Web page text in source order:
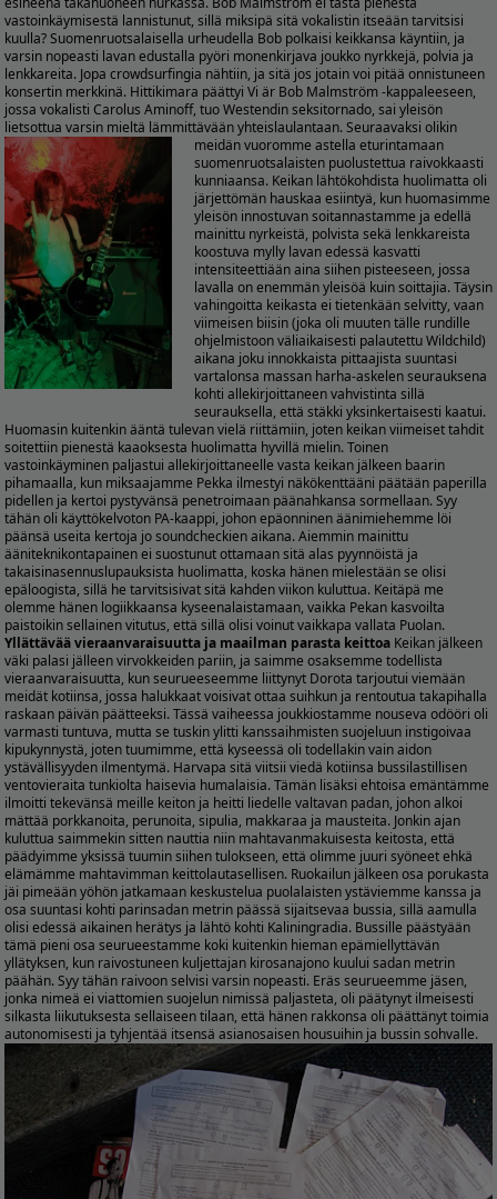
vastoinkäymisestä lannistunut, sillä miksipä sitä vokalistin itseään tarvitsisi
kuulla? Suomenruotsalaisella urheudella Bob polkaisi keikkansa käyntiin, ja
varsin nopeasti lavan edustalla pyöri monenkirjava joukko nyrkkejä, polvia ja
lenkkareita. Jopa crowdsurfingia nähtiin, ja sitä jos jotain voi pitää onnistuneen
konsertin merkkinä. Hittikimara päättyi Vi är Bob Malmström -kappaleeseen,
jossa vokalisti Carolus Aminoff, tuo Westendin seksitornado, sai yleisön
lietsottua varsin mieltä lämmittävään yhteislaulantaan.Seuraavaksi olikin
meidän vuoromme astella eturintamaan
suomenruotsalaisten puolustettua raivokkaasti
kunniaansa. Keikan lähtökohdista huolimatta oli
järjettömän hauskaa esiintyä, kun huomasimme
yleisön innostuvan soitannastamme ja edellä
mainittu nyrkeistä, polvista sekä lenkkareista
koostuva mylly lavan edessä kasvatti
intensiteettiään aina siihen pisteeseen, jossa
lavalla on enemmän yleisöä kuin soittajia. Täysin
vahingoitta keikasta ei tietenkään selvitty, vaan
viimeisen biisin (joka oli muuten tälle rundille
ohjelmistoon väliaikaisesti palautettu Wildchild)
aikana joku innokkaista pittaajista suuntasi
vartalonsa massan harha-askelen seurauksena
kohti allekirjoittaneen vahvistinta sillä
seurauksella, että stäkki yksinkertaisesti kaatui.
Huomasin kuitenkin ääntä tulevan vielä riittämiin, joten keikan viimeiset tahdit
soitettiin pienestä kaaoksesta huolimatta hyvillä mielin. Toinen
vastoinkäyminen paljastui allekirjoittaneelle vasta keikan jälkeen baarin
pihamaalla, kun miksaajamme Pekka ilmestyi näkökenttääni päätään paperilla
pidellen ja kertoi pystyvänsä penetroimaan päänahkansa sormellaan. Syy
tähän oli käyttökelvoton PA-kaappi, johon epäonninen äänimiehemme löi
päänsä useita kertoja jo soundcheckien aikana. Aiemmin mainittu
ääniteknikontapainen ei suostunut ottamaan sitä alas pyynnöistä ja
takaisinasennuslupauksista huolimatta, koska hänen mielestään se olisi
epäloogista, sillä he tarvitsisivat sitä kahden viikon kuluttua. Keitäpä me
olemme hänen logiikkaansa kyseenalaistamaan, vaikka Pekan kasvoilta
paistoikin sellainen vitutus, että sillä olisi voinut vaikkapa vallata Puolan.
Yllättävää vieraanvaraisuutta ja maailman parasta keittoa Keikan jälkeen
väki palasi jälleen virvokkeiden pariin, ja saimme osaksemme todellista
vieraanvaraisuutta, kun seurueeseemme liittynyt Dorota tarjoutui viemään
meidät kotiinsa, jossa halukkaat voisivat ottaa suihkun ja rentoutua takapihalla
raskaan päivän päätteeksi. Tässä vaiheessa joukkiostamme nouseva odööri oli
varmasti tuntuva, mutta se tuskin ylitti kanssaihmisten suojeluun instigoivaa
kipukynnystä, joten tuumimme, että kyseessä oli todellakin vain aidon
ystävällisyyden ilmentymä. Harvapa sitä viitsii viedä kotiinsa bussilastillisen
ventovieraita tunkiolta haisevia humalaisia. Tämän lisäksi ehtoisa emäntämme
ilmoitti tekevänsä meille keiton ja heitti liedelle valtavan padan, johon alkoi
mättää porkkanoita, perunoita, sipulia, makkaraa ja mausteita. Jonkin ajan
kuluttua saimmekin sitten nauttia niin mahtavanmakuisesta keitosta, että
päädyimme yksissä tuumin siihen tulokseen, että olimme juuri syöneet ehkä
elämämme mahtavimman keittolautasellisen. Ruokailun jälkeen osa porukasta
jäi pimeään yöhön jatkamaan keskustelua puolalaisten ystäviemme kanssa ja
osa suuntasi kohti parinsadan metrin päässä sijaitsevaa bussia, sillä aamulla
olisi edessä aikainen herätys ja lähtö kohti Kaliningradia. Bussille päästyään
tämä pieni osa seurueestamme koki kuitenkin hieman epämiellyttävän
yllätyksen, kun raivostuneen kuljettajan kirosanajono kuului sadan metrin
päähän. Syy tähän raivoon selvisi varsin nopeasti. Eräs seurueemme jäsen,
jonka nimeä ei viattomien suojelun nimissä paljasteta, oli päätynyt ilmeisesti
silkasta liikutuksesta sellaiseen tilaan, että hänen rakkonsa oli päättänyt toimia
autonomisesti ja tyhjentää itsensä asianosaisen housuihin ja bussin sohvalle.